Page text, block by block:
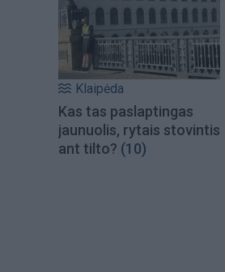
Klaipėda
Kas tas paslaptingas
jaunuolis, rytais stovintis
ant tilto? (10)